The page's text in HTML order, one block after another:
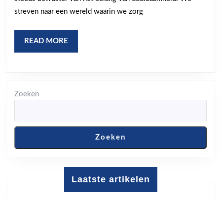
een
streven naar een wereld waarin we zorg
READ MORE
MORE
Zoeken
Zoeken
Laatste artikelen